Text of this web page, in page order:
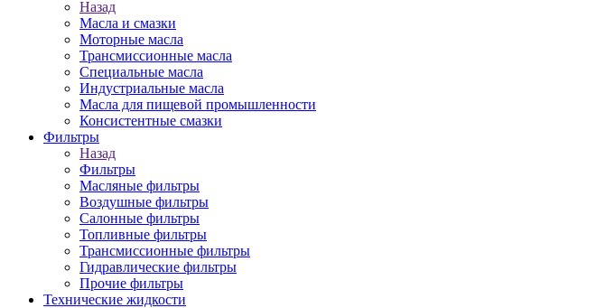
Назад
Масла и смазки
Моторные масла
Трансмиссионные масла
Специальные масла
Индустриальные масла
Масла для пищевой промышленности
Консистентные смазки
Фильтры
Назад
Фильтры
Масляные фильтры
Воздушные фильтры
Салонные фильтры
Топливные фильтры
Трансмиссионные фильтры
Гидравлические фильтры
Прочие фильтры
Технические жидкости